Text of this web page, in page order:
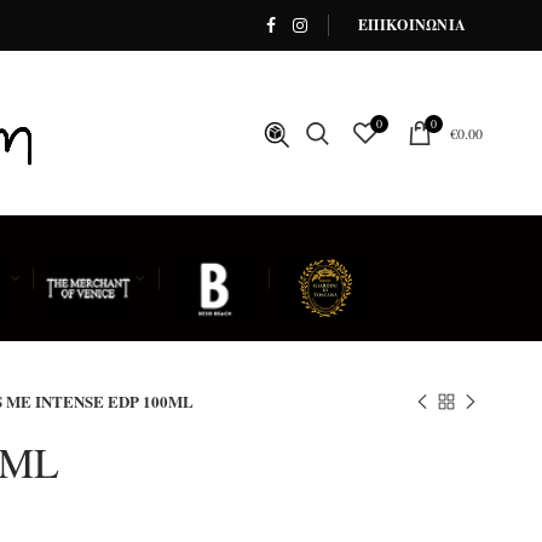
ΕΠΙΚΟΙΝΩΝΙΑ
0 0 €0.00
ME INTENSE EDP 100ML